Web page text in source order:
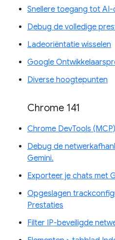
Snellere toegang tot
Debug de volledige
Ladeoriëntatie wisselen
Google
Diverse hoogtepunten
Chrome 141
Chrome DevTools
Debug de
Gemini.
Exporteer je chats met
Opgeslagen
Prestaties
Filter IP-beveiligde